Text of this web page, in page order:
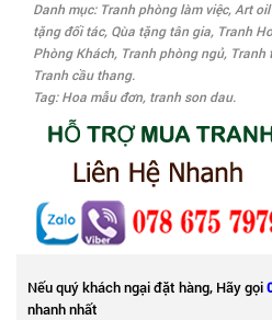
Danh mục: Tranh phòng làm việc, Art
tặng đối tác, Qùa tặng tân gia, Tranh
Phòng Khách, Tranh phòng ngủ, Tranh
Tranh cầu thang.
Tag:Hoa mẫu đơn, tranh son dau.
Nếu quý khách ngại đặt hàng, Hãy gọi
nhanh nhất